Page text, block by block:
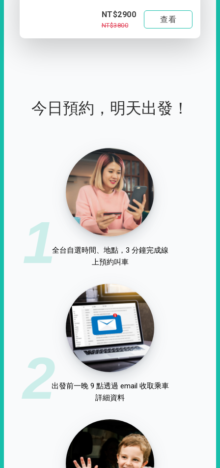
NT$2900
NT$3800
查看
今日預約，明天出發！
1全台自選時間、地點，3 分鐘完成線
上預約叫車
2出發前一晚 9 點透過 email 收取乘車
詳細資料